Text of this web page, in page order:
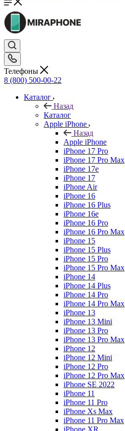
Телефоны
8 (800) 500-00-22
Каталог
Назад
Каталог
Apple iPhone
Назад
Apple iPhone
iPhone 17 Pro
iPhone 17 Pro Max
iPhone 17e
iPhone 17
iPhone Air
iPhone 16
iPhone 16 Plus
iPhone 16e
iPhone 16 Pro
iPhone 16 Pro Max
iPhone 15
iPhone 15 Plus
iPhone 15 Pro
iPhone 15 Pro Max
iPhone 14
iPhone 14 Plus
iPhone 14 Pro
iPhone 14 Pro Max
iPhone 13
iPhone 13 Mini
iPhone 13 Pro
iPhone 13 Pro Max
iPhone 12
iPhone 12 Mini
iPhone 12 Pro
iPhone 12 Pro Max
iPhone SE 2022
iPhone 11
iPhone 11 Pro
iPhone Xs Max
iPhone 11 Pro Max
iPhone XR